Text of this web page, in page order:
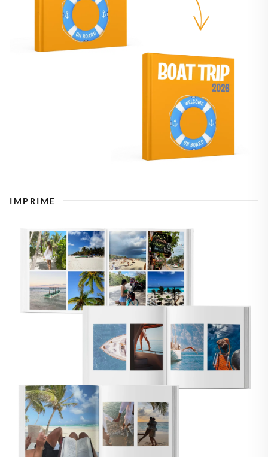
IMPRIME